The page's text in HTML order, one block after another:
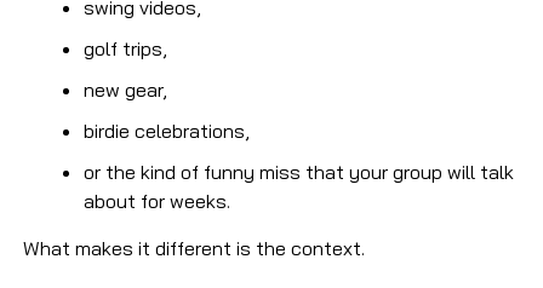
swing videos,
golf trips,
new gear,
birdie celebrations,
or the kind of funny miss that your group will talk
about for weeks.
What makes it different is the context.